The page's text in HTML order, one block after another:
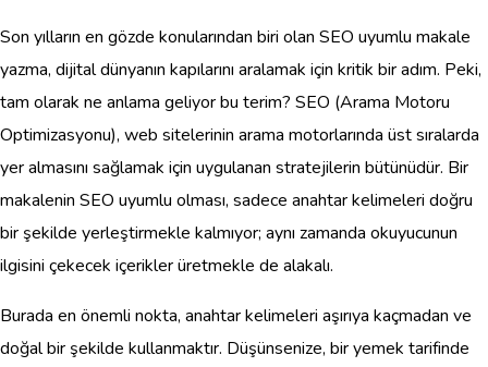
Son yılların en gözde konularından biri olan SEO uyumlu makale
yazma, dijital dünyanın kapılarını aralamak için kritik bir adım. Peki,
tam olarak ne anlama geliyor bu terim? SEO (Arama Motoru
Optimizasyonu), web sitelerinin arama motorlarında üst sıralarda
yer almasını sağlamak için uygulanan stratejilerin bütünüdür. Bir
makalenin SEO uyumlu olması, sadece anahtar kelimeleri doğru
bir şekilde yerleştirmekle kalmıyor; aynı zamanda okuyucunun
ilgisini çekecek içerikler üretmekle de alakalı.
Burada en önemli nokta, anahtar kelimeleri aşırıya kaçmadan ve
doğal bir şekilde kullanmaktır. Düşünsenize, bir yemek tarifinde